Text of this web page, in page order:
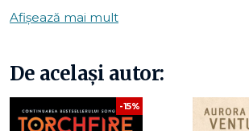
Un pachet jucăuș despre aventură și
ritmate și ilustrațiile dinamice atrag atenția
Afișează mai mult
De același autor:
-15%